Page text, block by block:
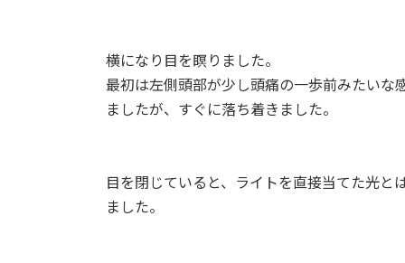
横になり目を瞑りました。
最初は左側頭部が少し頭痛の一歩前みたいな
ましたが、すぐに落ち着きました。
目を閉じていると、ライトを直接当てた光
ました。